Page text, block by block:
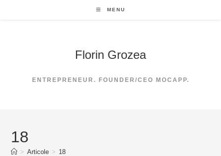
MENU
Florin Grozea
ENTREPRENEUR. FOUNDER/CEO MOCAPP.
18
> Articole > 18